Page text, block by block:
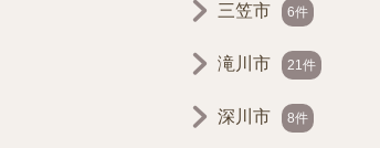
三笠市 6件
滝川市 21件
深川市 8件